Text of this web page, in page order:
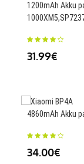
1200mAh Akku
31.99€
4860mAh Akku
34.00€